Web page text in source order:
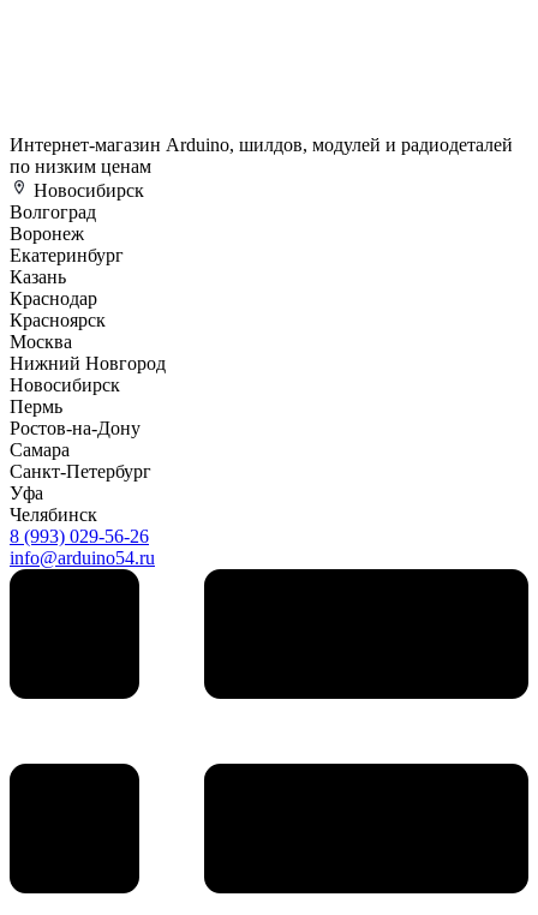
Интернет-магазин Arduino, шилдов, модулей и радиодеталей
по низким ценам
Новосибирск
Волгоград
Воронеж
Екатеринбург
Казань
Краснодар
Красноярск
Москва
Нижний Новгород
Новосибирск
Пермь
Ростов-на-Дону
Самара
Санкт-Петербург
Уфа
Челябинск
8 (993) 029-56-26
info@arduino54.ru